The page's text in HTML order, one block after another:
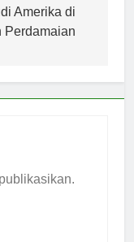
Amerika di
Perdamaian